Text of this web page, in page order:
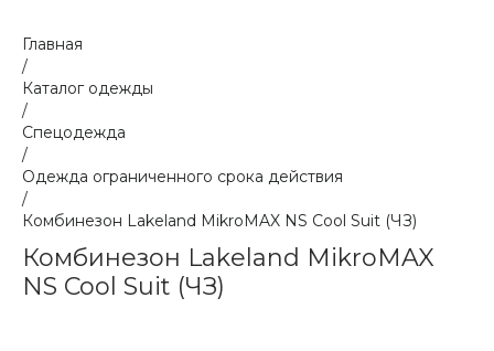
Главная
/
Каталог одежды
/
Спецодежда
/
Одежда ограниченного срока действия
/
Комбинезон Lakeland MikroMAX NS Cool Suit (ЧЗ)
Комбинезон Lakeland MikroMAX
NS Cool Suit (ЧЗ)